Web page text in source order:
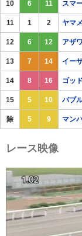
10 6 11 スマ
11 1 2 ヤマメ
12 6 12 アザ
13 7 14 イー
14 8 16 ゴッ
15 5 10 バブ
除 5 9 マン
レース映像